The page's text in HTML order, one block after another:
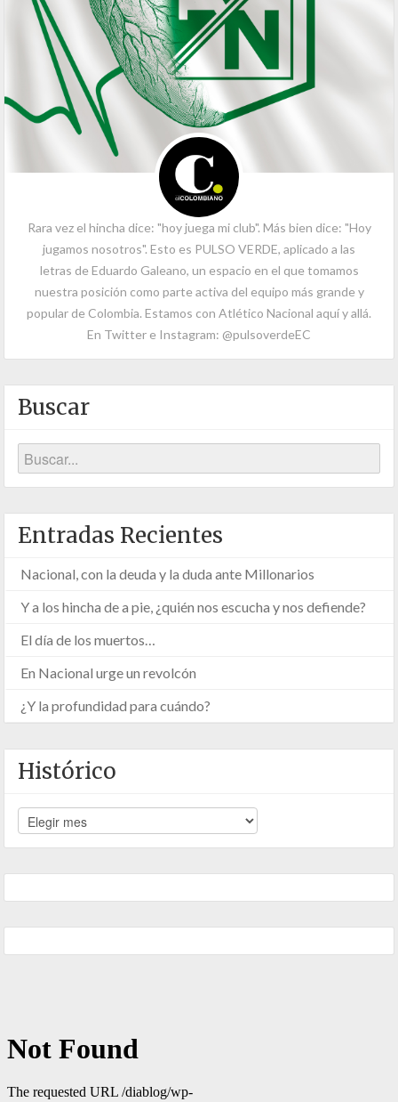
Rara vez el hincha dice: "hoy juega mi club". Más bien dice: "Hoy
jugamos nosotros". Esto es PULSO VERDE, aplicado a las
letras de Eduardo Galeano, un espacio en el que tomamos
nuestra posición como parte activa del equipo más grande y
popular de Colombia. Estamos con Atlético Nacional aquí y allá.
En Twitter e Instagram: @pulsoverdeEC
Buscar
Entradas Recientes
Nacional, con la deuda y la duda ante Millonarios
Y a los hincha de a pie, ¿quién nos escucha y nos defiende?
El día de los muertos…
En Nacional urge un revolcón
¿Y la profundidad para cuándo?
Histórico